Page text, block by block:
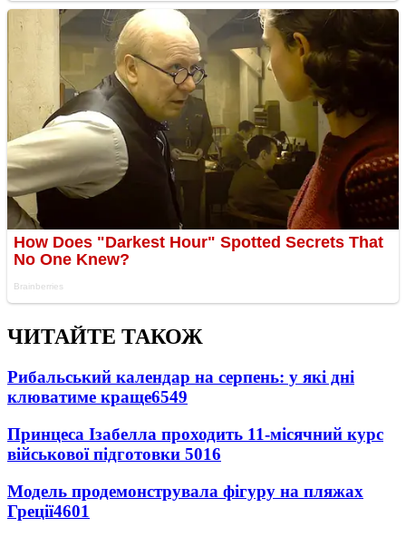
ЧИТАЙТЕ ТАКОЖ
Рибальський календар на серпень: у які дні
клюватиме краще6549
Принцеса Ізабелла проходить 11-місячний курс
військової підготовки 5016
Модель продемонструвала фігуру на пляжах
Греції4601